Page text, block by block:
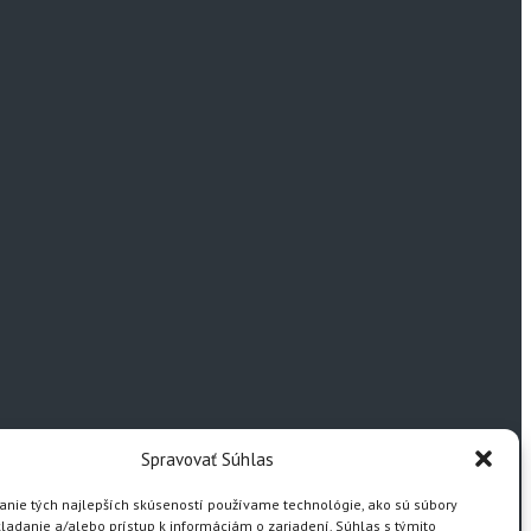
Spravovať Súhlas
tých najlepších skúseností používame technológie, ako sú súbory
a/alebo prístup k informáciám o zariadení. Súhlas s týmito